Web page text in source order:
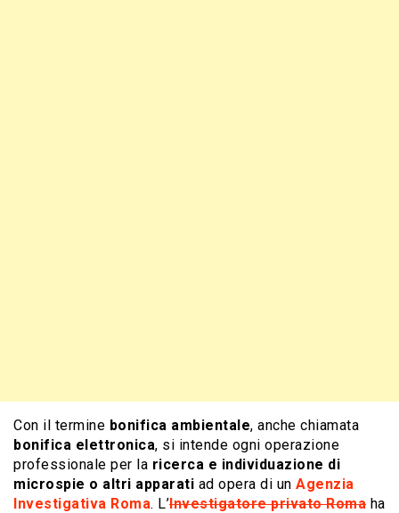
Con il termine bonifica ambientale, anche chiamata
bonifica elettronica, si intende ogni operazione
professionale per la ricerca e individuazione di
microspie o altri apparati ad opera di un Agenzia
Investigativa Roma. L’Investigatore privato Roma ha